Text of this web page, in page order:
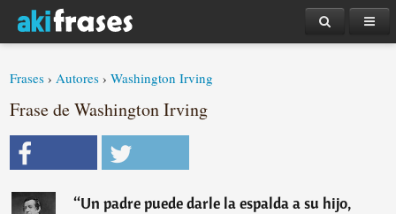
Frases ›Autores ›Washington Irving
Frase de Washington Irving
“Un padre puede darle la espalda a su hijo,